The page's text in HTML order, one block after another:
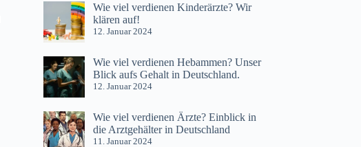
Wie viel verdienen Kinderärzte? Wir
klären auf!
12. Januar 2024
Wie viel verdienen Hebammen? Unser
Blick aufs Gehalt in Deutschland.
12. Januar 2024
Wie viel verdienen Ärzte? Einblick in
die Arztgehälter in Deutschland
11. Januar 2024